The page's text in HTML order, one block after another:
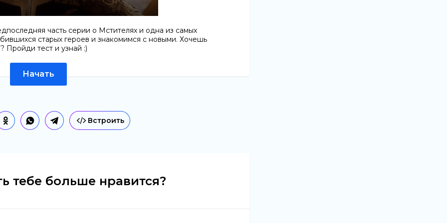
часть серии о Мстителях и одна из самых
старых героев и знакомимся с новыми. Хочешь
Пройди тест и узнай :)
Начать
Встроить
тебе больше нравится?